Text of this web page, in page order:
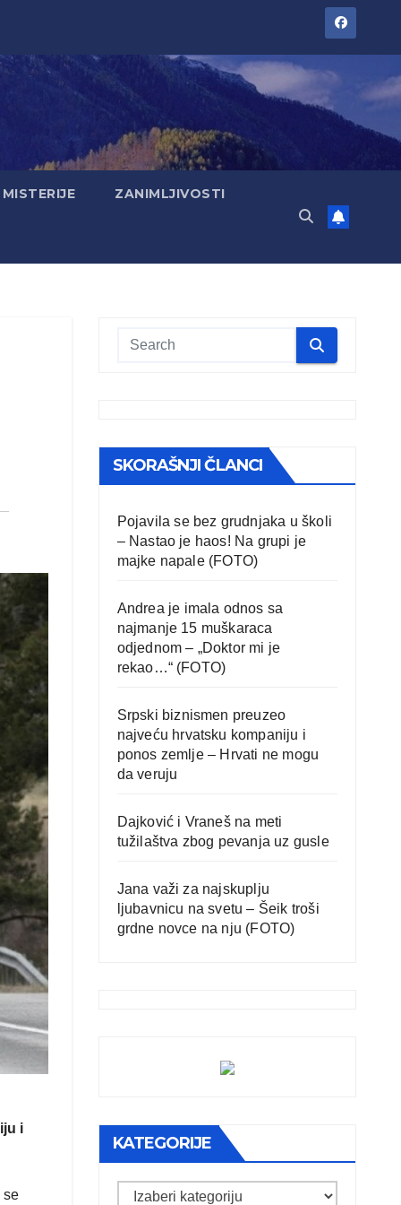
MISTERIJE ZANIMLJIVOSTI
i
se
SKORAŠNJI ČLANCI
Pojavila se bez grudnjaka u školi
– Nastao je haos! Na grupi je
majke napale (FOTO)
Andrea je imala odnos sa
najmanje 15 muškaraca
odjednom – „Doktor mi je
rekao…“ (FOTO)
Srpski biznismen preuzeo
najveću hrvatsku kompaniju i
ponos zemlje – Hrvati ne mogu
da veruju
Dajković i Vraneš na meti
tužilaštva zbog pevanja uz gusle
Jana važi za najskuplju
ljubavnicu na svetu – Šeik troši
grdne novce na nju (FOTO)
KATEGORIJE
Kategorije